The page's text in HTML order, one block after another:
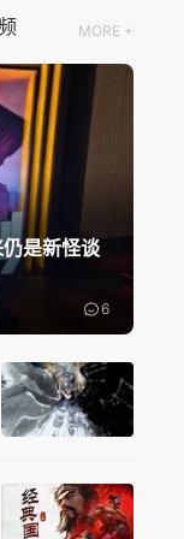
经营 国风
多人联机 冒险
MORE +
是新怪谈
6